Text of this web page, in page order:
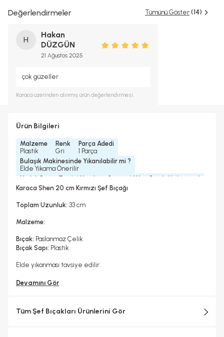
Değerlendirmeler Tümünü Göster (14)
H
Hakan
DÜZGÜN
21 Ağustos 2025
çok güzeller
Karaca üzerinden alınmış ürün değerlendirmesi.
Ürün Bilgileri
Malzeme
Plastik
Renk
Gri
Parça Adedi
1 Parça
Bulaşık Makinesinde Yıkanılabilir mi ?
Elde Yıkama Önerilir
Yedek Parça Temini Yapılır
Hayır
Garanti Yılı
2 Yıl
Bıçak Malzemesi
Karaca Shen 20 cm Kırmızı Şef Bıçağı
Toplam Uzunluk: 33 cm
Malzeme:
Bıçak: Paslanmaz Çelik
Bıçak Sapı: Plastik
Elde yıkanması tavsiye edilir.
Devamını Gör
Tüm Şef Bıçakları Ürünlerini Gör